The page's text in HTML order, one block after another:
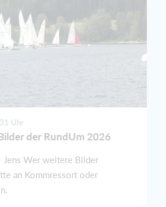
Uhr
der RundUm 2026
Jens Wer weitere Bilder
an Kommressort oder